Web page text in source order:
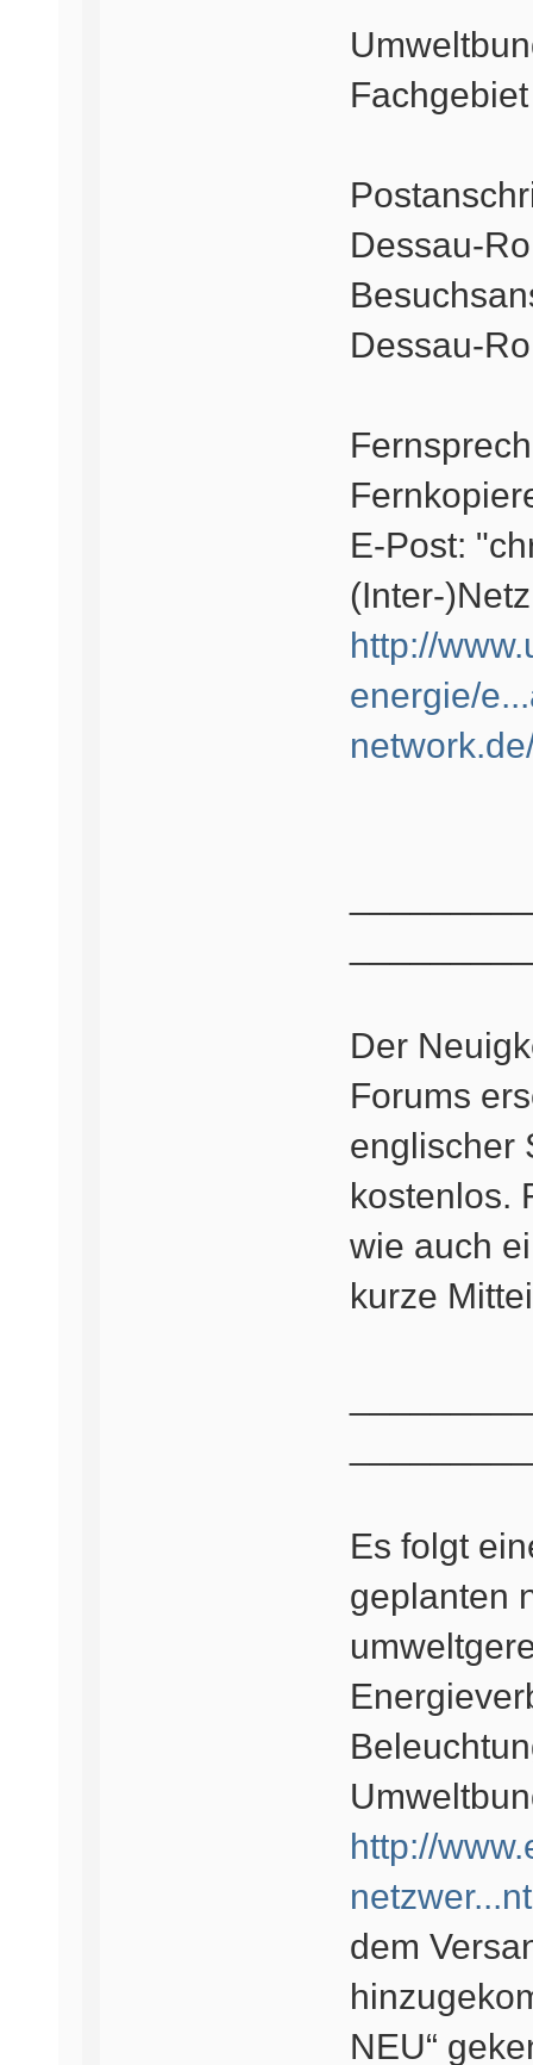
Dessau-
Dessau-
E-Post:
(Inter-
http://
energie/
Der
Forums
englischer
kostenlos.
wie auch
kurze
Es folgt
geplanten
http://
dem
NEU“